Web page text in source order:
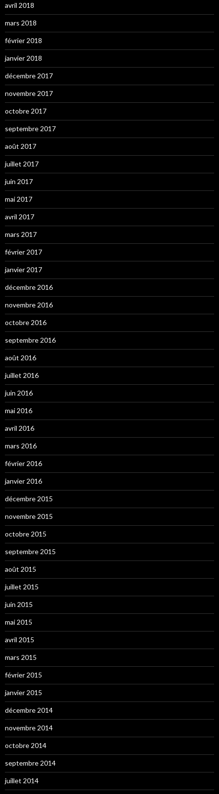
avril 2018
mars 2018
février 2018
janvier 2018
décembre 2017
novembre 2017
octobre 2017
septembre 2017
août 2017
juillet 2017
juin 2017
mai 2017
avril 2017
mars 2017
février 2017
janvier 2017
décembre 2016
novembre 2016
octobre 2016
septembre 2016
août 2016
juillet 2016
juin 2016
mai 2016
avril 2016
mars 2016
février 2016
janvier 2016
décembre 2015
novembre 2015
octobre 2015
septembre 2015
août 2015
juillet 2015
juin 2015
mai 2015
avril 2015
mars 2015
février 2015
janvier 2015
décembre 2014
novembre 2014
octobre 2014
septembre 2014
juillet 2014